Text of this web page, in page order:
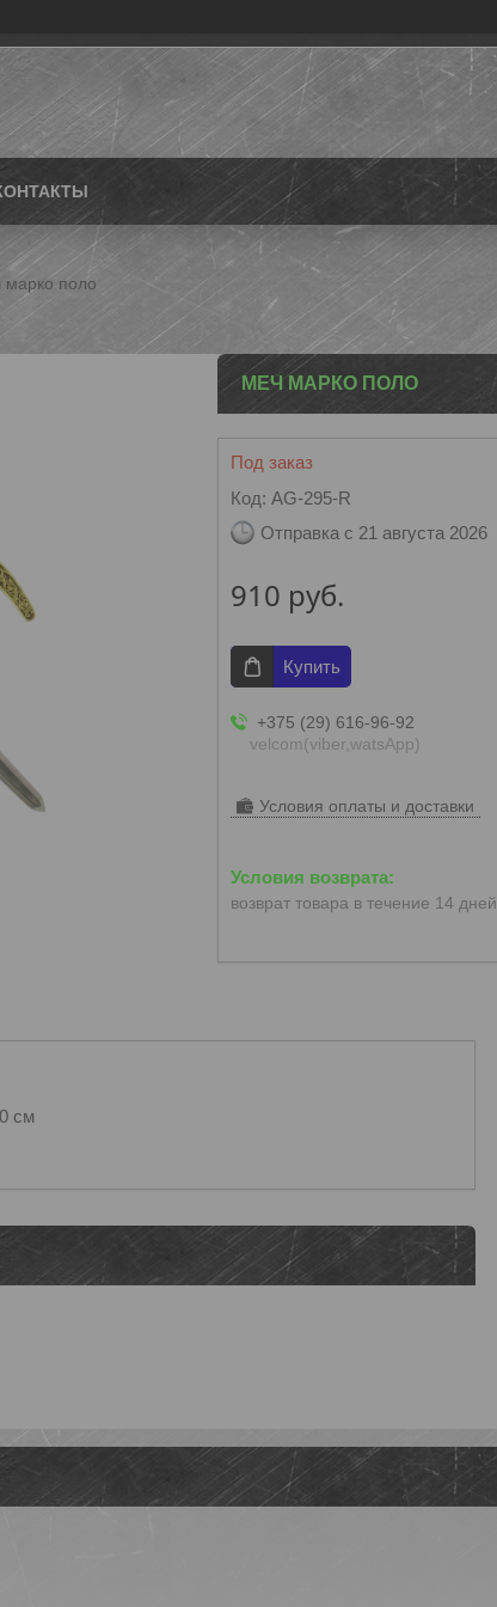
марко поло
МЕЧ МАРКО ПОЛО
Под заказ
Код: AG-295-R
Отправка с 21 августа 2026
910 руб.
Купить
+375 (29) 616-96-92
velcom(viber,watsApp)
Условия оплаты и доставки
возврат товара в течение 14 дней